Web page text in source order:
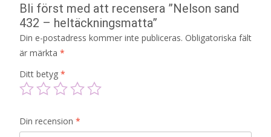
Bli först med att recensera ”Nelson sand
432 – heltäckningsmatta”
Din e-postadress kommer inte publiceras. Obligatoriska fält
är märkta *
Ditt betyg *
Din recension *